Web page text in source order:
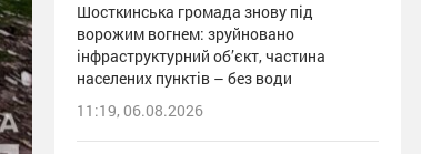
Шосткинська громада знову під
ворожим вогнем: зруйновано
інфраструктурний об’єкт, частина
населених пунктів – без води
11:19, 06.08.2026